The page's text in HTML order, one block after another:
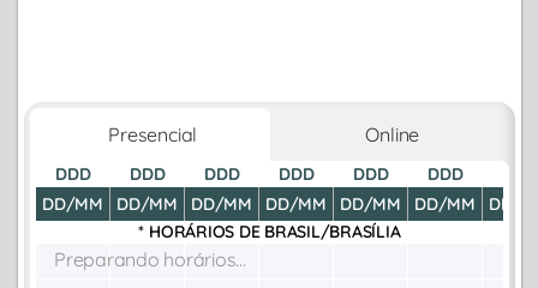
Presencial Online
DDD
DD/MM
DDD
DD/MM
DDD
DD/MM
DDD
DD/MM
DDD
DD/MM
DDD
DD/MM
DD/
* HORÁRIOS DE BRASIL/BRASÍLIA
Preparando horários...